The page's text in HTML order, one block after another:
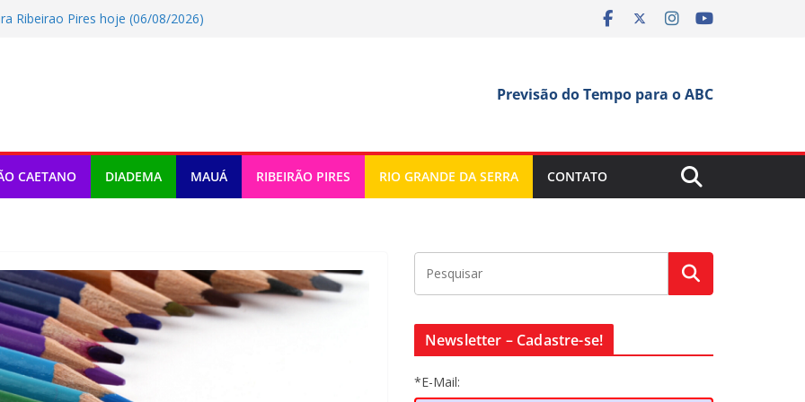
Ribeirao Pires hoje (06/08/2026)
criação da lei do Pix Pensão
Rio Grande Da Serra hoje
Previsão do Tempo para o ABC
CAETANO DIADEMA MAUÁ RIBEIRÃO PIRES RIO GRANDE DA SERRA CONTATO
Newsletter – Cadastre-se!
*E-Mail: